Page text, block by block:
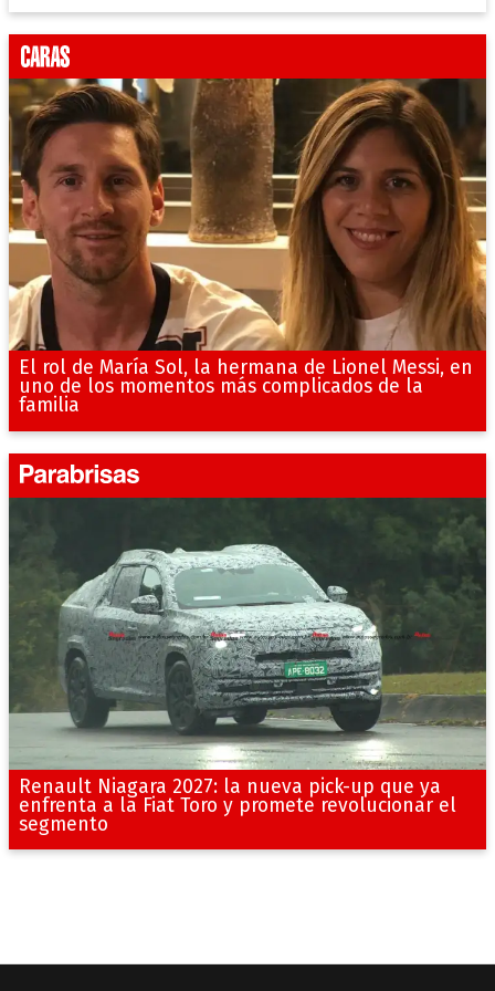
El rol de María Sol, la hermana de Lionel Messi, en
uno de los momentos más complicados de la
familia
Renault Niagara 2027: la nueva pick-up que ya
enfrenta a la Fiat Toro y promete revolucionar el
segmento